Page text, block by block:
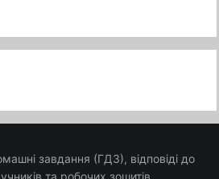
завдання (ГДЗ), відповіді до